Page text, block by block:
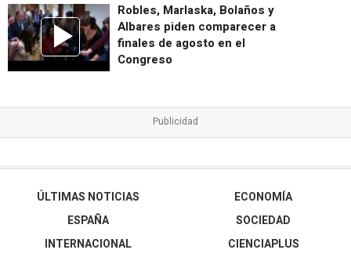
Robles, Marlaska, Bolaños y
Albares piden comparecer a
finales de agosto en el
Congreso
ÚLTIMAS NOTICIAS
ESPAÑA
INTERNACIONAL
ECONOMÍA
SOCIEDAD
CIENCIAPLUS